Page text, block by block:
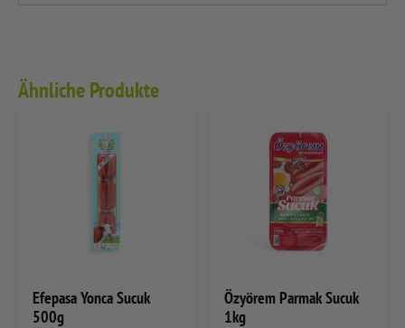
Ähnliche Produkte
Efepasa Yonca Sucuk
500g
Özyörem Parmak Sucuk
1kg